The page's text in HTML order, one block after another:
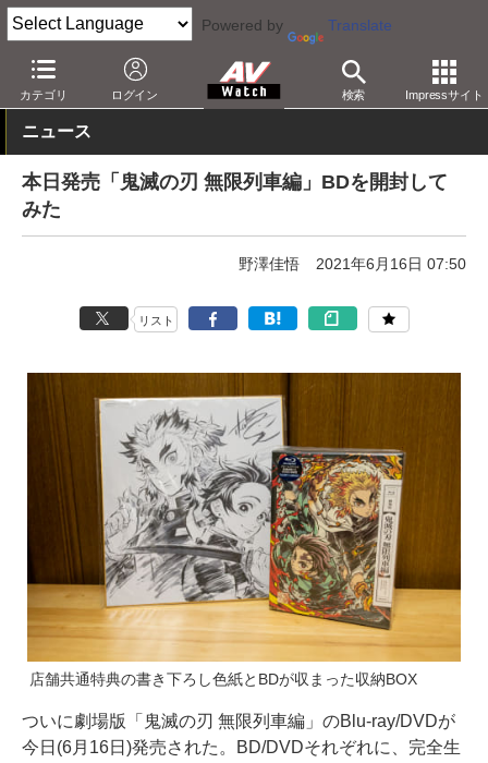
Powered by Translate
カテゴリ ログイン 検索 Impressサイト
AV Watch コンテンツ・サービス BD/DVD
ニュース
本日発売「鬼滅の刃 無限列車編」BDを開封して
みた
野澤佳悟 2021年6月16日 07:50
リスト
店舗共通特典の書き下ろし色紙とBDが収まった収納BOX
ついに劇場版「鬼滅の刃 無限列車編」のBlu-ray/DVDが
今日(6月16日)発売された。BD/DVDそれぞれに、完全生